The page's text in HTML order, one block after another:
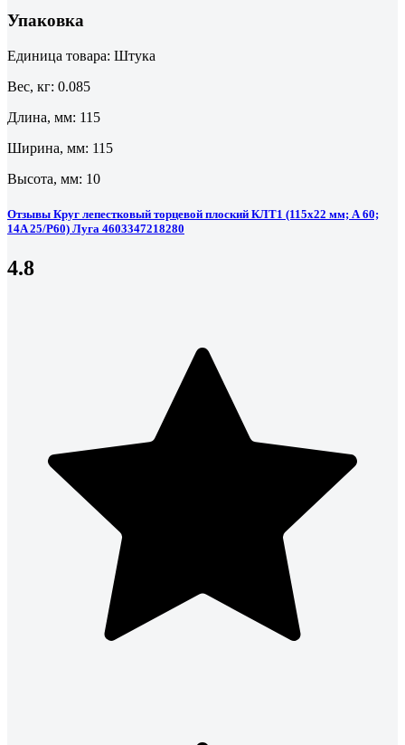
Упаковка
Единица товара: Штука
Вес, кг: 0.085
Длина, мм: 115
Ширина, мм: 115
Высота, мм: 10
Отзывы Круг лепестковый торцевой плоский КЛТ1 (115х22 мм; А 60;
14A 25/Р60) Луга 4603347218280
4.8